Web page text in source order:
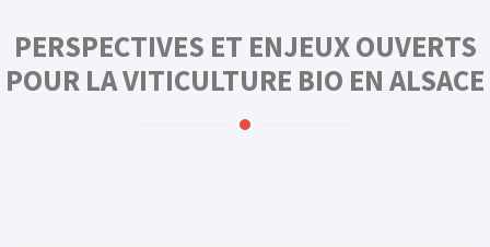
PERSPECTIVES ET ENJEUX OUVERTS
POUR LA VITICULTURE BIO EN ALSACE